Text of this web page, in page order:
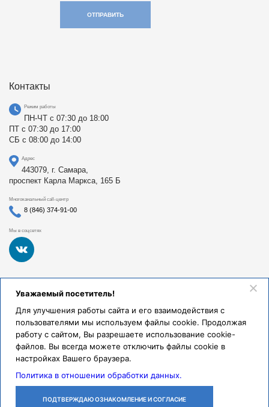
ОТПРАВИТЬ
Контакты
Режим работы
ПН-ЧТ с 07:30 до 18:00
ПТ с 07:30 до 17:00
СБ с 08:00 до 14:00
Адрес
443079, г. Самара,
проспект Карла Маркса, 165 Б
Многоканальный call-центр
8 (846) 374-91-00
Мы в соцсетях
Федеральное государственное бюджетное образовательное
учреждение высшего образования «Самарский
здравоохранения Российской Федерации». Клиники СамГМУ
были основаны в 1930 году.
Реквизиты и правовая информация
Политика обработки персональных данных
© Клиники СамГМУ, 2026.
Уважаемый посетитель!
Для улучшения работы сайта и его взаимодействия с
пользователями мы используем файлы cookie. Продолжая
работу с сайтом, Вы разрешаете использование cookie-
файлов. Вы всегда можете отключить файлы cookie в
настройках Вашего браузера.
Политика в отношении обработки данных.
ПОДТВЕРЖДАЮ ОЗНАКОМЛЕНИЕ И СОГЛАСИЕ